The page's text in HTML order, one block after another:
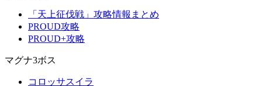
「天上征伐戦」攻略情報まとめ
PROUD攻略
PROUD+攻略
マグナ3ボス
コロッサスイラ